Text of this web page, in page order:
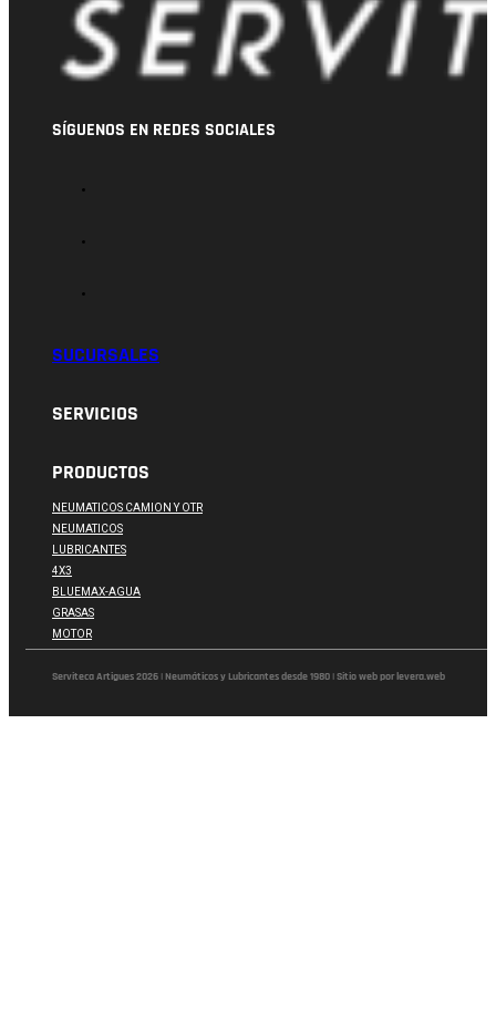
SÍGUENOS EN REDES SOCIALES
SUCURSALES
SERVICIOS
PRODUCTOS
NEUMATICOS CAMION Y OTR
NEUMATICOS
LUBRICANTES
4X3
BLUEMAX-AGUA
GRASAS
MOTOR
Serviteca Artigues 2026 | Neumáticos y Lubricantes desde 1980 | Sitio web por levera.web